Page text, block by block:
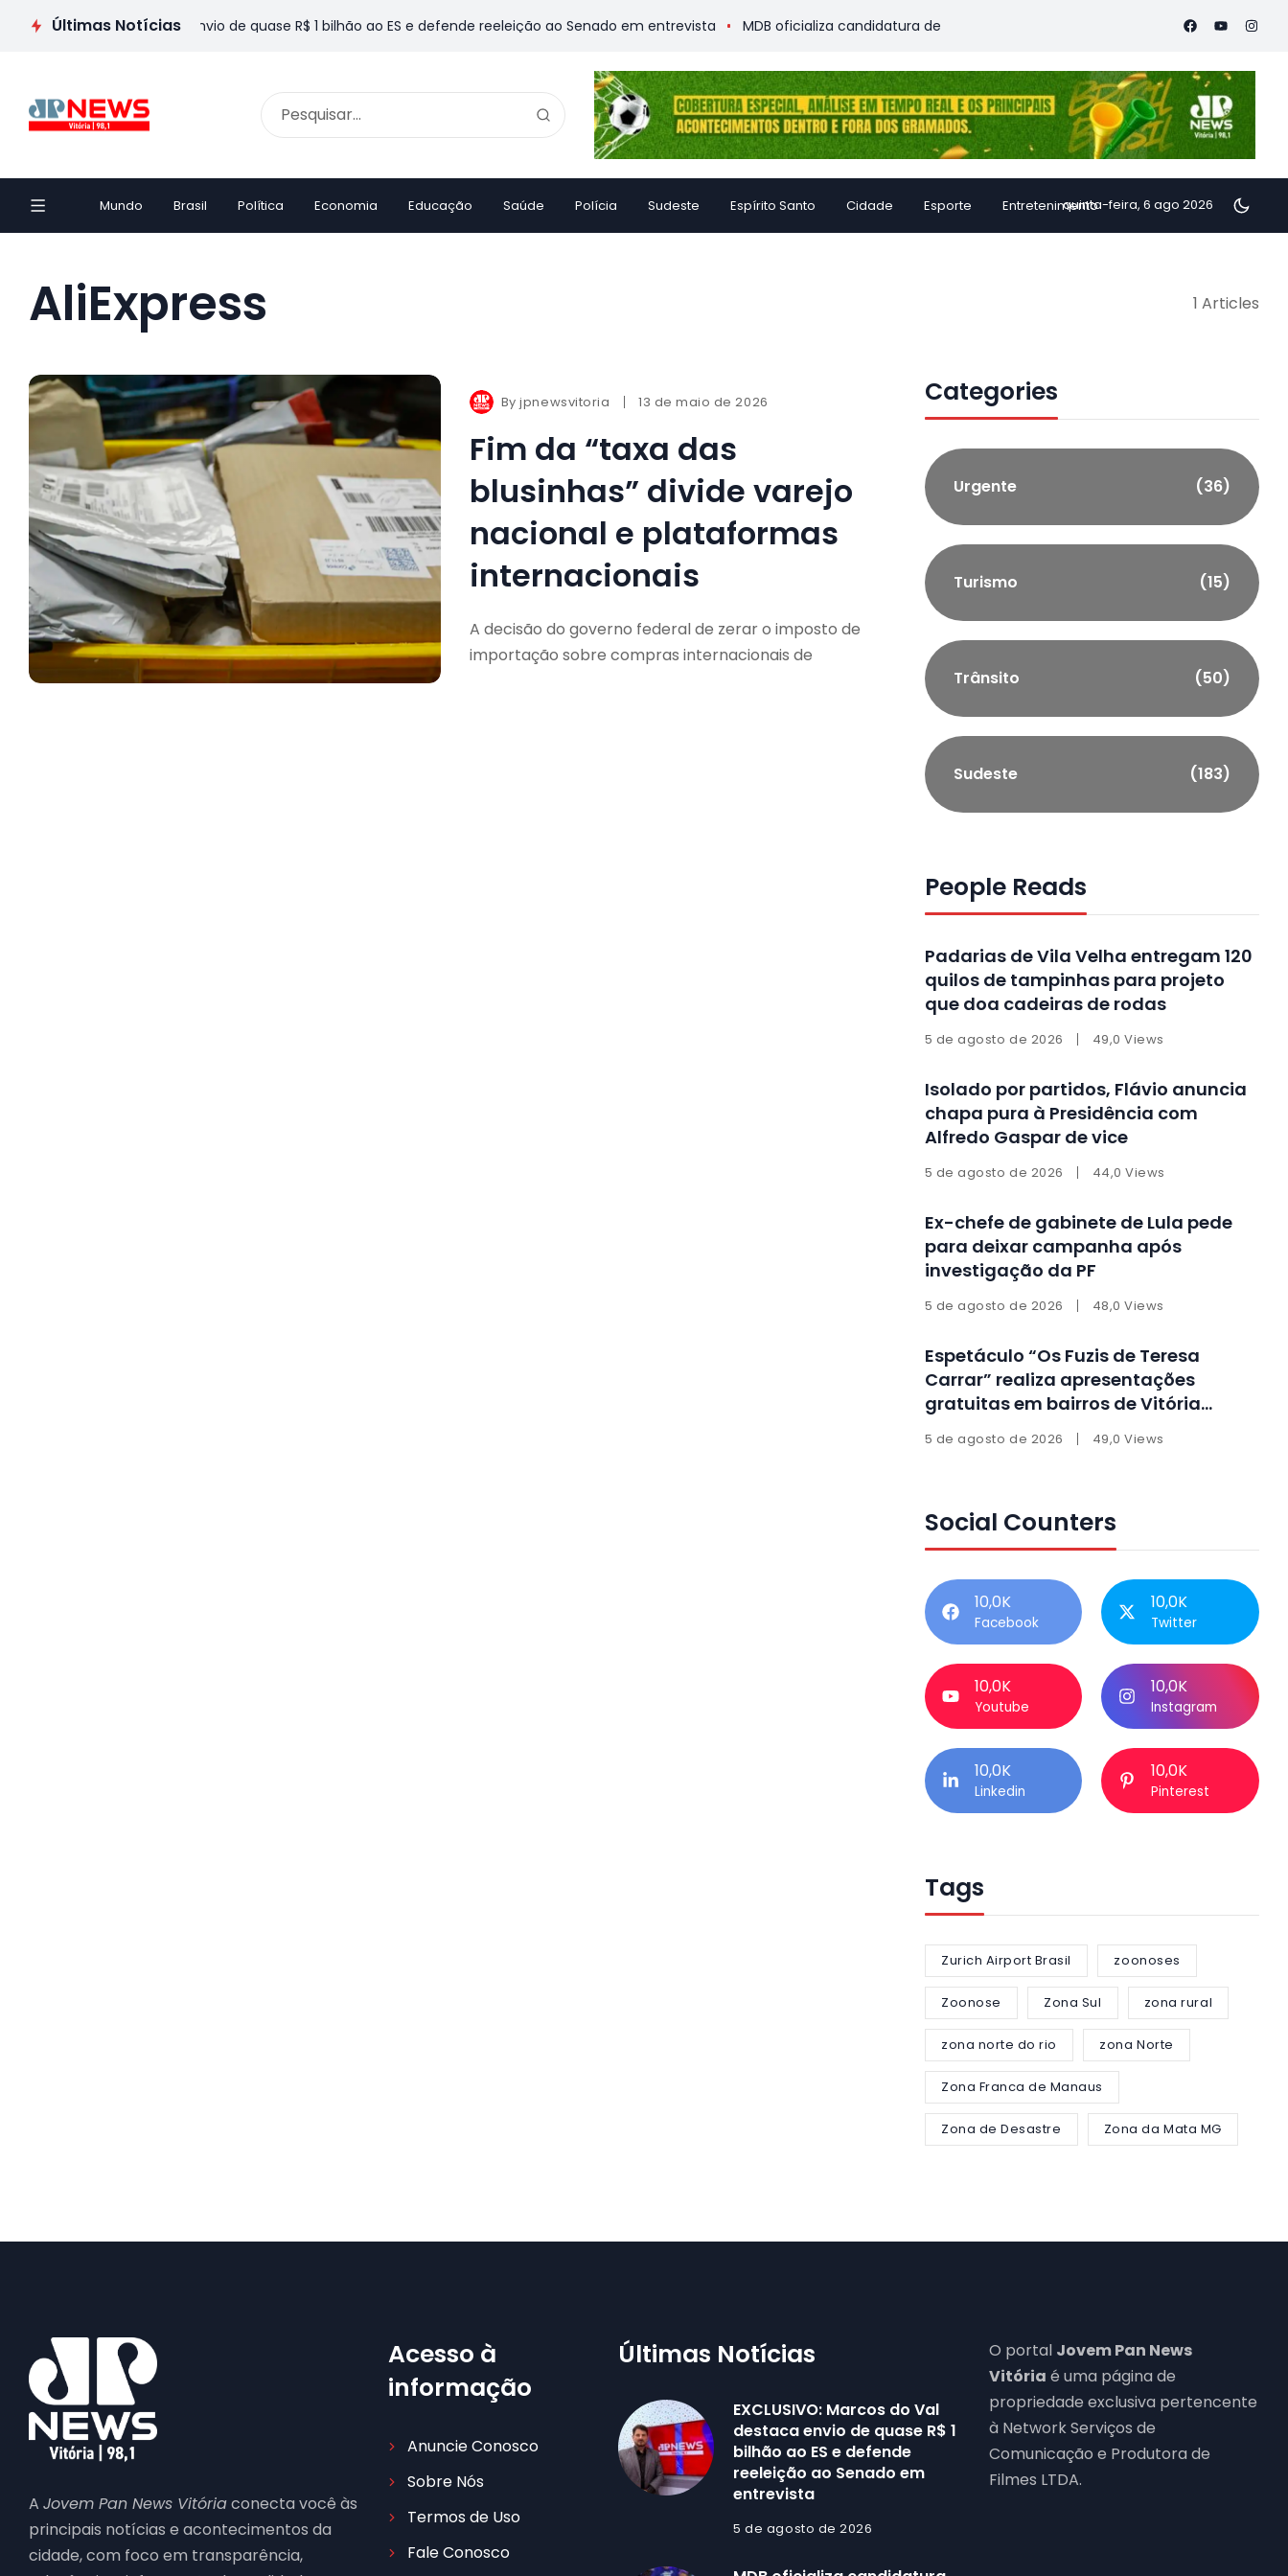
Últimas Notícias
Marcos do Val destaca envio de quase R$ 1 bilhão ao ES e defende reeleição ao Senado em entrevista MDB oficializa candidatura de Ricardo Ferraço à reeleição e lança lema “Pacto com o
Mundo Brasil Política Economia Educação Saúde Polícia Sudeste Espírito Santo Cidade Esporte Entretenimentoquinta-feira, 6 ago 2026
AliExpress 1 Articles
Byjpnewsvitoria 13 de maio de 2026
Fim da “taxa das
blusinhas” divide varejo
nacional e plataformas
internacionais
A decisão do governo federal de zerar o imposto de
importação sobre compras internacionais de
Categories
Urgente (36)
Turismo (15)
Trânsito (50)
Sudeste (183)
People Reads
Padarias de Vila Velha entregam 120
quilos de tampinhas para projeto
que doa cadeiras de rodas
5 de agosto de 2026 49,0 Views
Isolado por partidos, Flávio anuncia
chapa pura à Presidência com
Alfredo Gaspar de vice
5 de agosto de 2026 44,0 Views
Ex-chefe de gabinete de Lula pede
para deixar campanha após
investigação da PF
5 de agosto de 2026 48,0 Views
Espetáculo “Os Fuzis de Teresa
Carrar” realiza apresentações
gratuitas em bairros de Vitória
5 de agosto de 2026 49,0 Views
Social Counters
10,0K
Facebook
10,0K
Twitter
10,0K
Youtube
10,0K
Instagram
10,0K
Linkedin
10,0K
Pinterest
Tags
Zurich Airport Brasil zoonoses
Zoonose Zona Sul zona rural
zona norte do rio zona Norte
Zona Franca de Manaus
Zona de Desastre Zona da Mata MG
A Jovem Pan News Vitóriaconecta você às
principais notícias e acontecimentos da
cidade, com foco em transparência,
Acesso à
informação
Anuncie Conosco
Sobre Nós
Termos de Uso
Fale Conosco
Últimas Notícias
EXCLUSIVO: Marcos do Val
destaca envio de quase R$ 1
bilhão ao ES e defende
reeleição ao Senado em
entrevista
5 de agosto de 2026
O portal Jovem Pan News
Vitória é uma página de
propriedade exclusiva pertencente
à Network Serviços de
Comunicação e Produtora de
Filmes LTDA.